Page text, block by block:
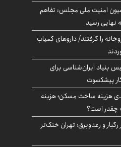
امنیت ملی مجلس: تفاهم
نهایی رسید
را گرفتند/ داروهای کمیاب
بنیاد ایران‌شناسی برای
پیشکسوت
درصدی هزینه ساخت مسکن؛ هزینه
چقدر است؟
و رعدوبرق؛ تهران خنک‌تر